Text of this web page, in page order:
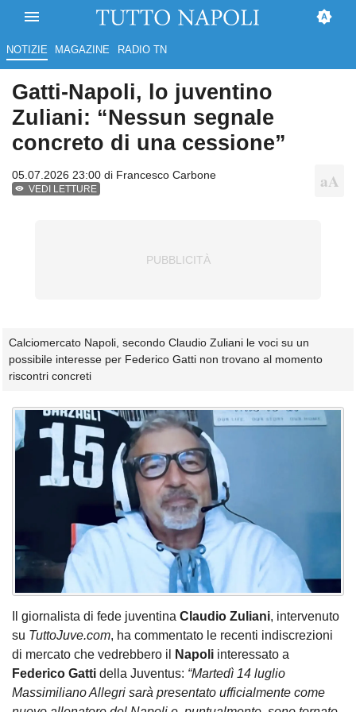
NOTIZIE MAGAZINE RADIO TN
Gatti-Napoli, lo juventino
Zuliani: “Nessun segnale
concreto di una cessione”
05.07.2026 23:00 di Francesco Carbone
VEDI LETTURE
Calciomercato Napoli, secondo Claudio Zuliani le voci su un
possibile interesse per Federico Gatti non trovano al momento
riscontri concreti
Il giornalista di fede juventina Claudio Zuliani, intervenuto
su TuttoJuve.com, ha commentato le recenti indiscrezioni
di mercato che vedrebbero il
Napoli interessato a
Federico Gatti della Juventus: “Martedì 14 luglio
Massimiliano Allegri sarà presentato ufficialmente come